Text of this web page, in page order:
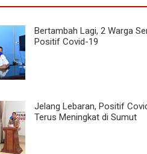
Bertambah Lagi, 2 Warga
Positif Covid-19
Jelang Lebaran, Positif
Terus Meningkat di Sumut